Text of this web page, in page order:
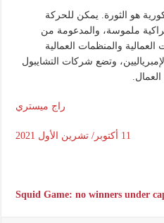
هو الثورة. يمكن للحركة
ملموسة، والمدعومة من
العمالية والمنظمات العمالية
وتضع شركات التشايبول
راج ميستري
11 أكتوبر/ تشرين الأول 2021
Squid Game: no winners under